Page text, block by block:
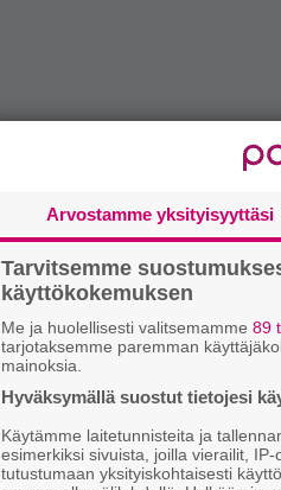
Arvostamme yksityisyyttäsi
Tarvitsemme
käyttökokemuksen
Me ja huolellisesti valitsemamme 89
tarjotaksemme paremman
mainoksia.
Hyväksymällä suostut tietojesi
Käytämme laitetunnisteita ja
esimerkiksi sivuista, joilla vierailit,
tutustumaan yksityiskohtaisesti